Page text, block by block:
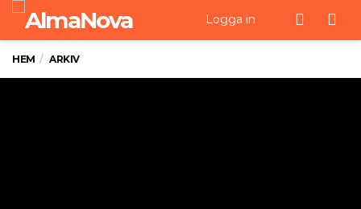
Logga in
HEM ARKIV